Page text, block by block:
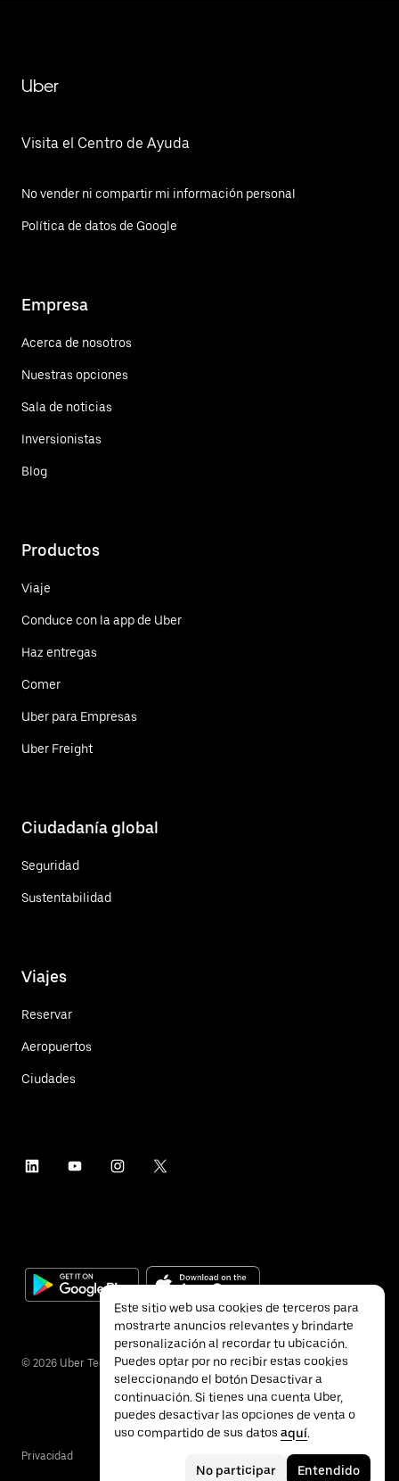
Uber
Visita el Centro de Ayuda
No vender ni compartir mi información personal
Política de datos de Google
Empresa
Acerca de nosotros
Nuestras opciones
Sala de noticias
Inversionistas
Blog
Productos
Viaje
Conduce con la app de Uber
Haz entregas
Comer
Uber para Empresas
Uber Freight
Ciudadanía global
Seguridad
Sustentabilidad
Viajes
Reservar
Aeropuertos
Ciudades
© 2026 Uber Technologies Inc.
Privacidad
Este sitio web usa cookies de terceros para
mostrarte anuncios relevantes y brindarte
personalización al recordar tu ubicación.
Puedes optar por no recibir estas cookies
seleccionando el botón Desactivar a
continuación. Si tienes una cuenta Uber,
puedes desactivar las opciones de venta o
uso compartido de sus datos aquí.
No participar Entendido